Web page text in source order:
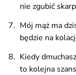
nie zgubić
Mój mąż ma
będzie na
Kiedy
to kolejna